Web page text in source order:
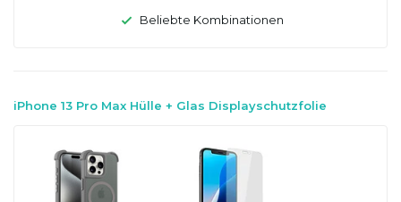
Beliebte Kombinationen
iPhone 13 Pro Max Hülle + Glas Displayschutzfolie